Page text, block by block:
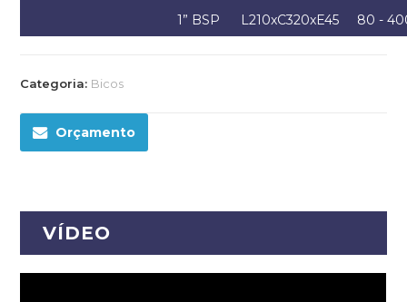
1” BSP
L210xC320xE45 80 -
Categoria: Bicos
Orçamento
VÍDEO